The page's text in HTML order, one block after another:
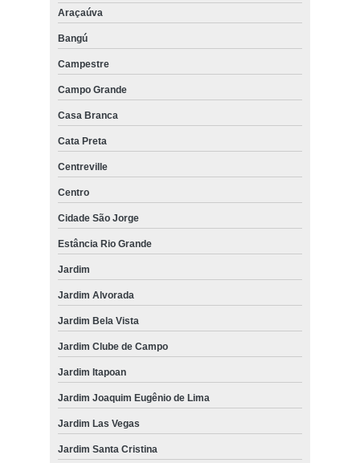
Araçaúva
Bangú
Campestre
Campo Grande
Casa Branca
Cata Preta
Centreville
Centro
Cidade São Jorge
Estância Rio Grande
Jardim
Jardim Alvorada
Jardim Bela Vista
Jardim Clube de Campo
Jardim Itapoan
Jardim Joaquim Eugênio de Lima
Jardim Las Vegas
Jardim Santa Cristina